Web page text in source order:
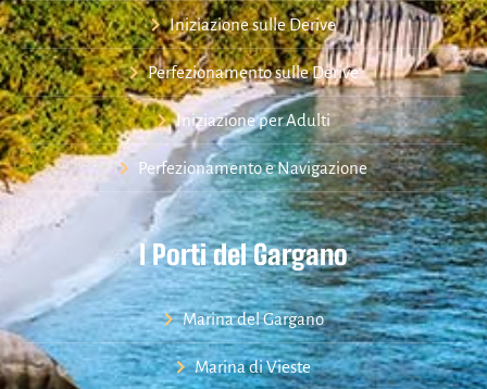
Iniziazione sulle Derive
Perfezionamento sulle Derive
Iniziazione per Adulti
Perfezionamento e Navigazione
I Porti del Gargano
Marina del Gargano
Marina di Vieste